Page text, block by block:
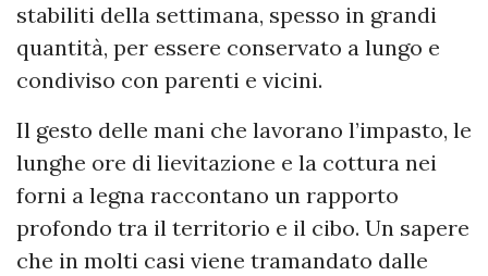
stabiliti della settimana, spesso in grandi
quantità, per essere conservato a lungo e
condiviso con parenti e vicini.
Il gesto delle mani che lavorano l’impasto, le
lunghe ore di lievitazione e la cottura nei
forni a legna raccontano un rapporto
profondo tra il territorio e il cibo. Un sapere
che in molti casi viene tramandato dalle